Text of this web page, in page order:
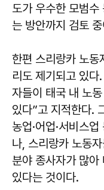
도가 우수한 모범
는 방안까지 검토
한편 스리랑카 노동
리도 제기되고 있
자들이 태국 내 노
있다”고 지적한다.
농업·어업·서비스
나, 스리랑카 노동
분야 종사자가 많아
있다는 것이다.